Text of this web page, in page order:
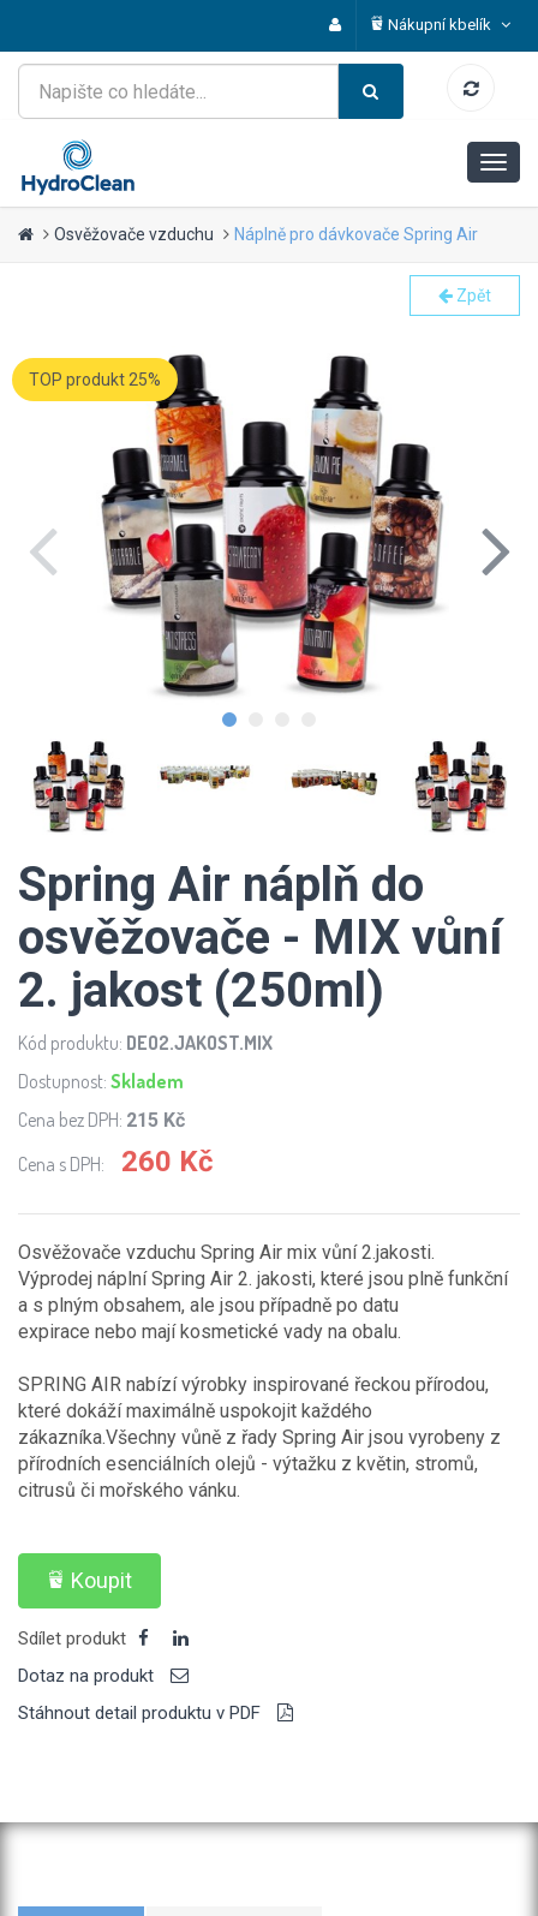
Nákupní kbelík
Osvěžovače vzduchu Náplně pro dávkovače Spring Air
Zpět
TOP produkt 25%
Spring Air náplň do
osvěžovače - MIX vůní
2. jakost (250ml)
Kód produktu: DEO2.JAKOST.MIX
Dostupnost: Skladem
Cena bez DPH: 215 Kč
Cena s DPH: 260 Kč
Osvěžovače vzduchu Spring Air mix vůní 2.jakosti.
Výprodej náplní Spring Air 2. jakosti, které jsou plně funkční
a s plným obsahem, ale jsou případně po datu
expirace nebo mají kosmetické vady na obalu.
SPRING AIR nabízí výrobky inspirované řeckou přírodou,
které dokáží maximálně uspokojit každého
zákazníka.Všechny vůně z řady Spring Air jsou vyrobeny z
přírodních esenciálních olejů - výtažku z květin, stromů,
citrusů či mořského vánku.
Koupit
Sdílet produkt
Dotaz na produkt
Stáhnout detail produktu v PDF